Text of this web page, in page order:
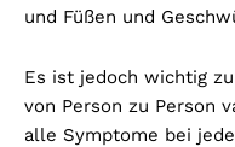
und Füßen und
Es ist jedoch wichtig
von Person zu Person
alle Symptome bei